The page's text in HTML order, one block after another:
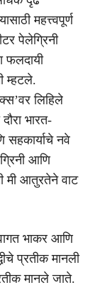
महत्त्वपूर्ण
पेलेग्रिनी
फलदायी
म्हटले.
लिहिले
भारत-
सहकार्याचे नवे
आणि
मी आतुरतेने वाट
भाकर आणि
प्रतीक मानली
मानले जाते.